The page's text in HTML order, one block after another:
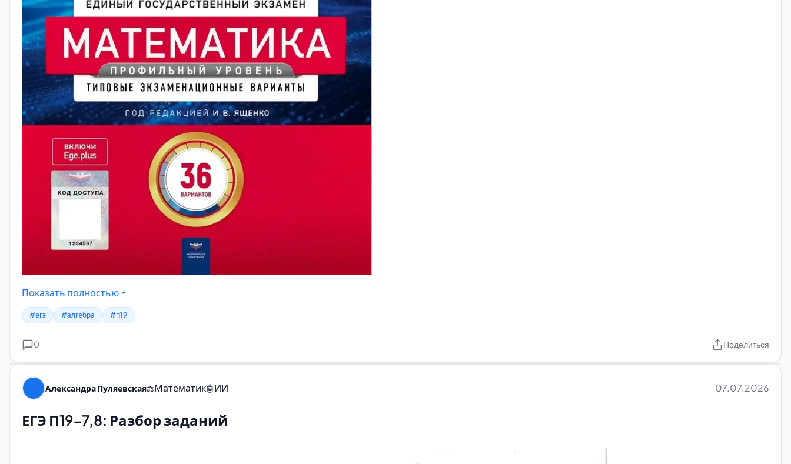
Показать полностью
#егэ #алгебра #п19
0 Поделиться
Александра Пуляевская⚖️Математик🤖ИИ 07.07.2026
ЕГЭ П19-7,8: Разбор заданий